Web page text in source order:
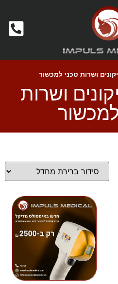
ושרות טכני למכשור
ושרות